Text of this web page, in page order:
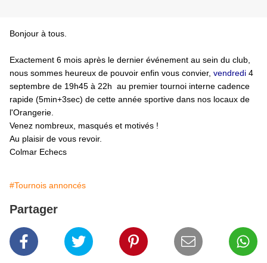
Bonjour à tous.
Exactement 6 mois après le dernier événement au sein du club,
nous sommes heureux de pouvoir enfin vous convier, vendredi 4
septembre de 19h45 à 22h au premier tournoi interne cadence
rapide (5min+3sec) de cette année sportive dans nos locaux de
l'Orangerie.
Venez nombreux, masqués et motivés !
Au plaisir de vous revoir.
Colmar Echecs
#Tournois annoncés
Partager